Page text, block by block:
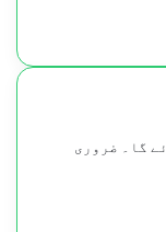
گا۔ ضروری